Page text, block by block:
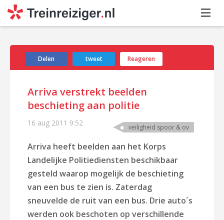
Delen tweet Reageren
Arriva verstrekt beelden
beschieting aan politie
16 aug 2011 9:52 veiligheid spoor & ov
Arriva heeft beelden aan het Korps
Landelijke Politiediensten beschikbaar
gesteld waarop mogelijk de beschieting
van een bus te zien is. Zaterdag
sneuvelde de ruit van een bus. Drie auto´s
werden ook beschoten op verschillende